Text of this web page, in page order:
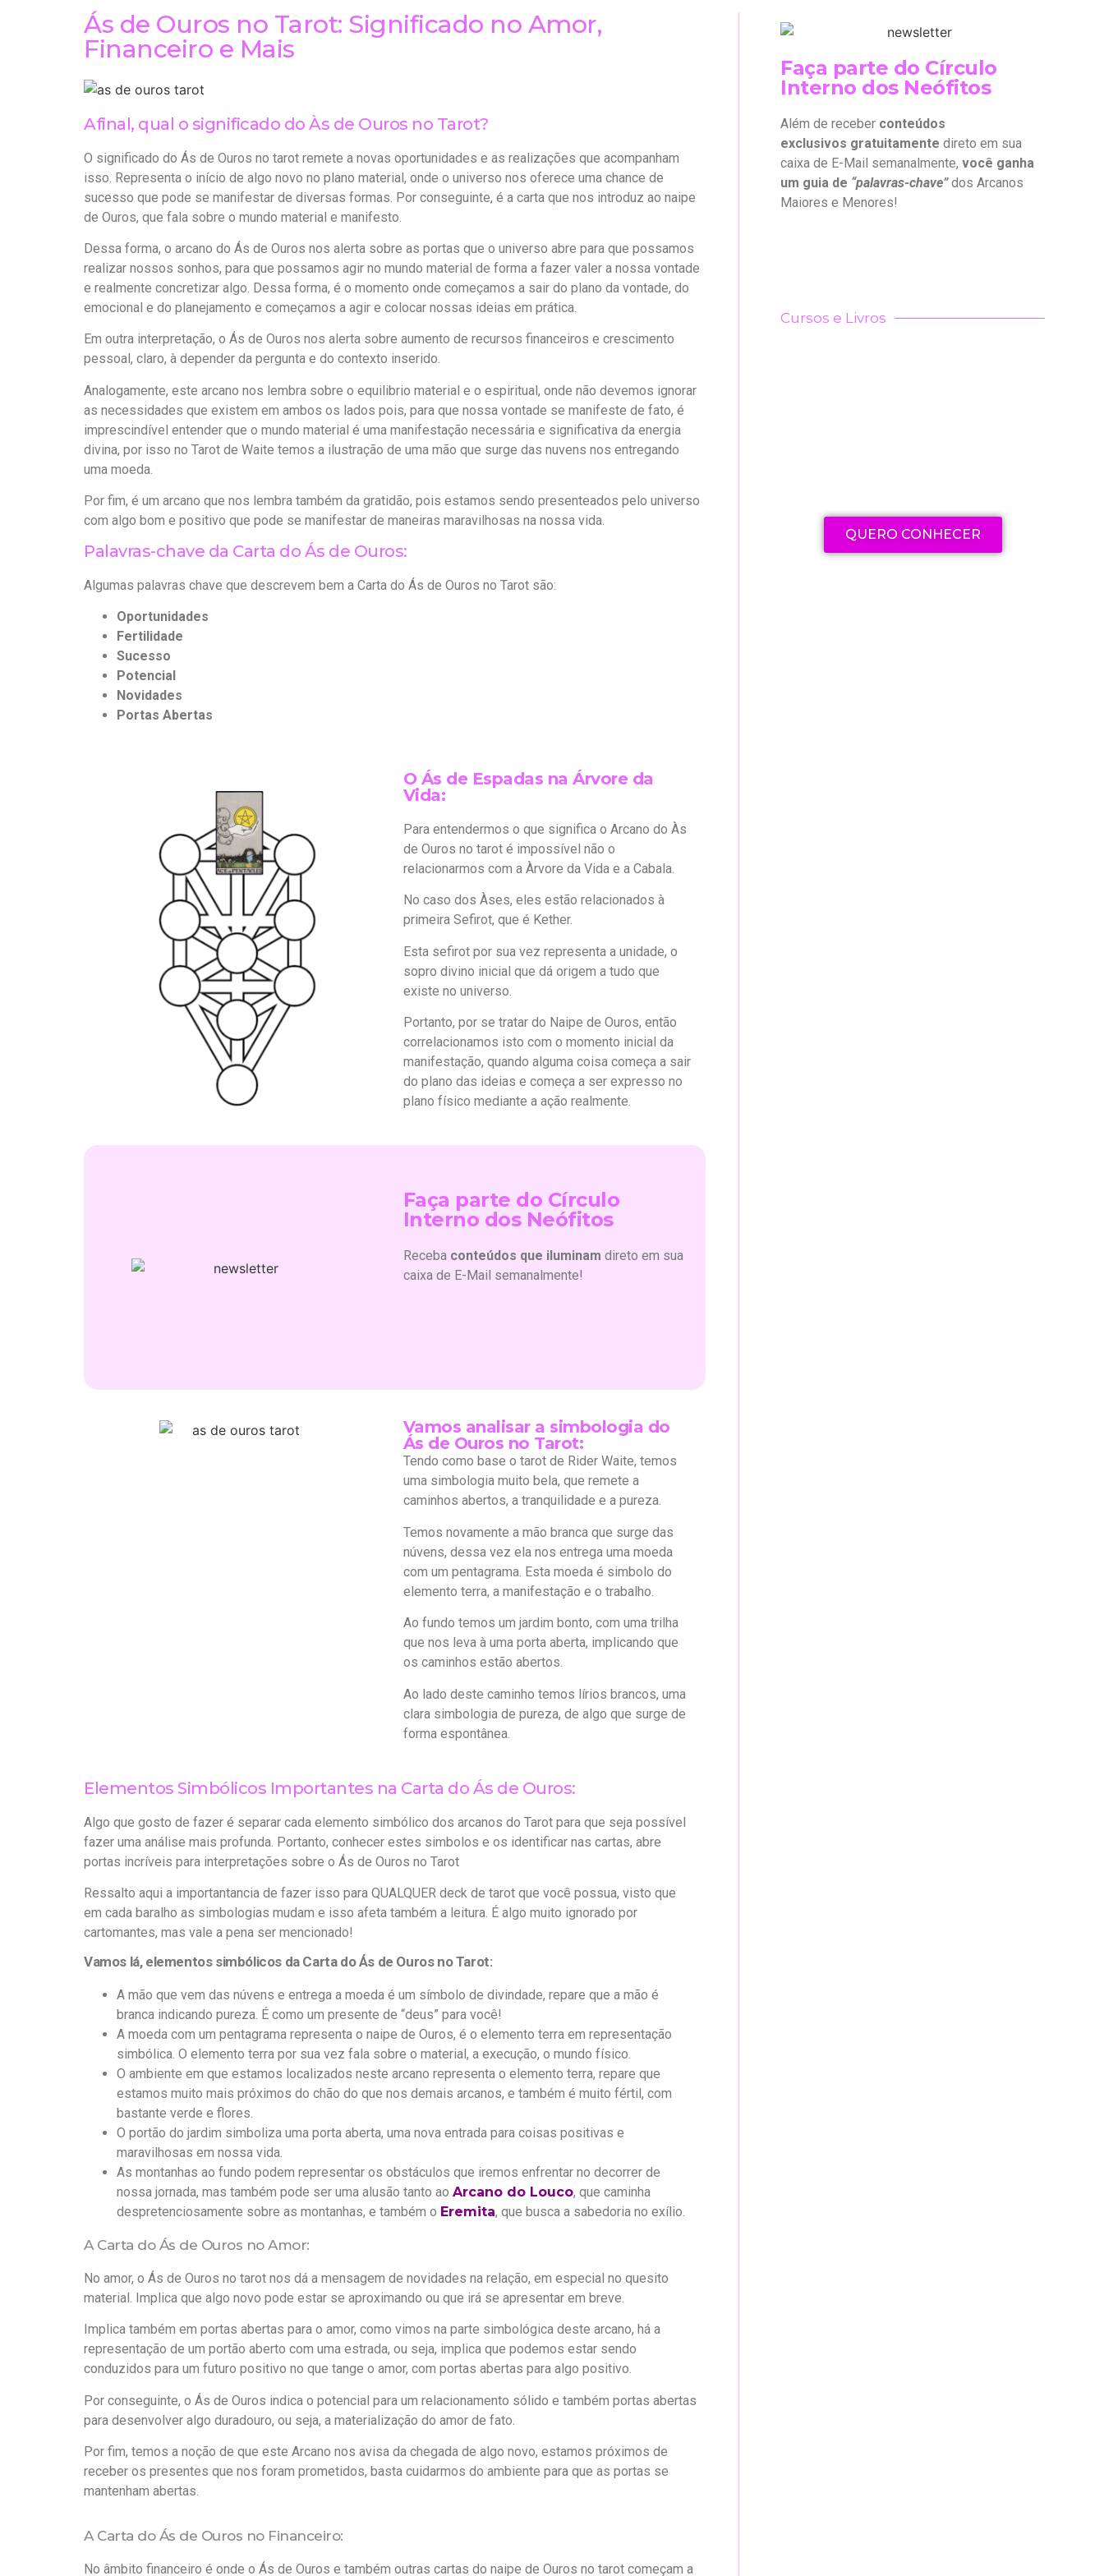
Ás de Ouros no Tarot: Significado no Amor,
Financeiro e Mais
Afinal, qual o significado do Às de Ouros no Tarot?
O significado do Ás de Ouros no tarot remete a novas oportunidades e as realizações que acompanham
isso. Representa o início de algo novo no plano material, onde o universo nos oferece uma chance de
sucesso que pode se manifestar de diversas formas. Por conseguinte, é a carta que nos introduz ao naipe
de Ouros, que fala sobre o mundo material e manifesto.
Dessa forma, o arcano do Ás de Ouros nos alerta sobre as portas que o universo abre para que possamos
realizar nossos sonhos, para que possamos agir no mundo material de forma a fazer valer a nossa vontade
e realmente concretizar algo. Dessa forma, é o momento onde começamos a sair do plano da vontade, do
emocional e do planejamento e começamos a agir e colocar nossas ideias em prática.
Em outra interpretação, o Ás de Ouros nos alerta sobre aumento de recursos financeiros e crescimento
pessoal, claro, à depender da pergunta e do contexto inserido.
Analogamente, este arcano nos lembra sobre o equilibrio material e o espiritual, onde não devemos ignorar
as necessidades que existem em ambos os lados pois, para que nossa vontade se manifeste de fato, é
imprescindível entender que o mundo material é uma manifestação necessária e significativa da energia
divina, por isso no Tarot de Waite temos a ilustração de uma mão que surge das nuvens nos entregando
uma moeda.
Por fim, é um arcano que nos lembra também da gratidão, pois estamos sendo presenteados pelo universo
com algo bom e positivo que pode se manifestar de maneiras maravilhosas na nossa vida.
Palavras-chave da Carta do Ás de Ouros:
Algumas palavras chave que descrevem bem a Carta do Ás de Ouros no Tarot são:
Oportunidades
Fertilidade
Sucesso
Potencial
Novidades
Portas Abertas
O Ás de Espadas na Árvore da
Vida:
Para entendermos o que significa o Arcano do Às
de Ouros no tarot é impossível não o
relacionarmos com a Àrvore da Vida e a Cabala.
No caso dos Àses, eles estão relacionados à
primeira Sefirot, que é Kether.
Esta sefirot por sua vez representa a unidade, o
sopro divino inicial que dá origem a tudo que
existe no universo.
Portanto, por se tratar do Naipe de Ouros, então
correlacionamos isto com o momento inicial da
manifestação, quando alguma coisa começa a sair
do plano das ideias e começa a ser expresso no
plano físico mediante a ação realmente.
Faça parte do Círculo
Interno dos Neófitos
Receba conteúdos que iluminam direto em sua
caixa de E-Mail semanalmente!
Vamos analisar a simbologia do
Ás de Ouros no Tarot:
Tendo como base o tarot de Rider Waite, temos
uma simbologia muito bela, que remete a
caminhos abertos, a tranquilidade e a pureza.
Temos novamente a mão branca que surge das
núvens, dessa vez ela nos entrega uma moeda
com um pentagrama. Esta moeda é simbolo do
elemento terra, a manifestação e o trabalho.
Ao fundo temos um jardim bonto, com uma trilha
que nos leva à uma porta aberta, implicando que
os caminhos estão abertos.
Ao lado deste caminho temos lírios brancos, uma
clara simbologia de pureza, de algo que surge de
forma espontânea.
Elementos Simbólicos Importantes na Carta do Ás de Ouros:
Algo que gosto de fazer é separar cada elemento simbólico dos arcanos do Tarot para que seja possível
fazer uma análise mais profunda. Portanto, conhecer estes simbolos e os identificar nas cartas, abre
portas incríveis para interpretações sobre o Ás de Ouros no Tarot
Ressalto aqui a importantancia de fazer isso para QUALQUER deck de tarot que você possua, visto que
em cada baralho as simbologias mudam e isso afeta também a leitura. É algo muito ignorado por
cartomantes, mas vale a pena ser mencionado!
Vamos lá, elementos simbólicos da Carta do Ás de Ouros no Tarot:
A mão que vem das núvens e entrega a moeda é um símbolo de divindade, repare que a mão é
branca indicando pureza. É como um presente de “deus” para você!
A moeda com um pentagrama representa o naipe de Ouros, é o elemento terra em representação
simbólica. O elemento terra por sua vez fala sobre o material, a execução, o mundo físico.
O ambiente em que estamos localizados neste arcano representa o elemento terra, repare que
estamos muito mais próximos do chão do que nos demais arcanos, e também é muito fértil, com
bastante verde e flores.
O portão do jardim simboliza uma porta aberta, uma nova entrada para coisas positivas e
maravilhosas em nossa vida.
As montanhas ao fundo podem representar os obstáculos que iremos enfrentar no decorrer de
nossa jornada, mas também pode ser uma alusão tanto ao Arcano do Louco, que caminha
despretenciosamente sobre as montanhas, e também o Eremita, que busca a sabedoria no exílio.
A Carta do Ás de Ouros no Amor:
No amor, o Ás de Ouros no tarot nos dá a mensagem de novidades na relação, em especial no quesito
material. Implica que algo novo pode estar se aproximando ou que irá se apresentar em breve.
Implica também em portas abertas para o amor, como vimos na parte simbológica deste arcano, há a
representação de um portão aberto com uma estrada, ou seja, implica que podemos estar sendo
conduzidos para um futuro positivo no que tange o amor, com portas abertas para algo positivo.
Por conseguinte, o Ás de Ouros indica o potencial para um relacionamento sólido e também portas abertas
para desenvolver algo duradouro, ou seja, a materialização do amor de fato.
Por fim, temos a noção de que este Arcano nos avisa da chegada de algo novo, estamos próximos de
receber os presentes que nos foram prometidos, basta cuidarmos do ambiente para que as portas se
mantenham abertas.
A Carta do Ás de Ouros no Financeiro:
No âmbito financeiro é onde o Ás de Ouros e também outras cartas do naipe de Ouros no tarot começam a
Faça parte do Círculo
Interno dos Neófitos
Além de receber conteúdos
exclusivos gratuitamente direto em sua
caixa de E-Mail semanalmente, você ganha
um guia de “palavras-chave”dos Arcanos
Maiores e Menores!
Cursos e Livros
QUERO CONHECER